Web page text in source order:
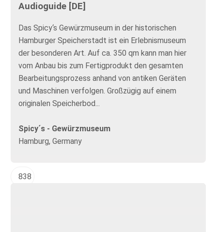
Audioguide [DE]
Das Spicy‘s Gewürzmuseum in der historischen
Hamburger Speicherstadt ist ein Erlebnismuseum
der besonderen Art. Auf ca. 350 qm kann man hier
vom Anbau bis zum Fertigprodukt den gesamten
Bearbeitungsprozess anhand von antiken Geräten
und Maschinen verfolgen. Großzügig auf einem
originalen Speicherbod...
Spicy´s - Gewürzmuseum
Hamburg, Germany
838